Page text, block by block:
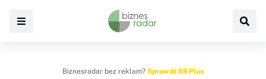
Biznesradar bez reklam? Sprawdź BR Plus